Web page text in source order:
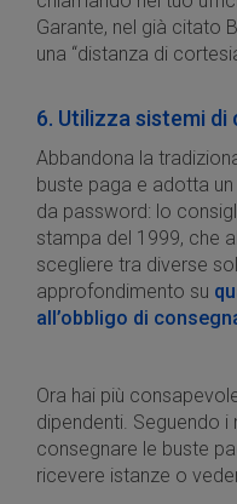
Garante, nel già citato
una “distanza di
6. Utilizza sistemi
Abbandona la
buste paga e adotta
da password: lo
stampa del 1999, che
scegliere tra diverse
approfondimento su
all’obbligo di
Ora hai più
dipendenti. Seguendo
consegnare le buste
ricevere istanze o